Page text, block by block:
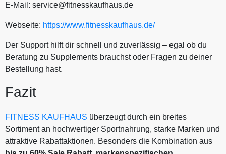
E-Mail: service@fitnesskaufhaus.de
Webseite: https://www.fitnesskaufhaus.de/
Der Support hilft dir schnell und zuverlässig – egal ob du
Beratung zu Supplements brauchst oder Fragen zu deiner
Bestellung hast.
Fazit
FITNESS KAUFHAUS überzeugt durch ein breites
Sortiment an hochwertiger Sportnahrung, starke Marken und
attraktive Rabattaktionen. Besonders die Kombination aus